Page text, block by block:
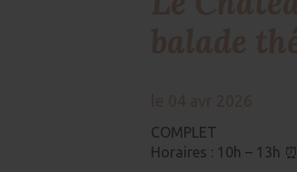
COMPLET
Horaires : 10h – 13h ⏰